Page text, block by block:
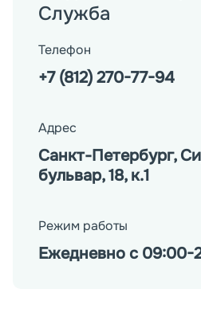
Служба
Телефон
+7 (812) 270-77-94
Адрес
Санкт-Петербург,
бульвар, 18, к.1
Режим работы
Ежедневно с 09:00-